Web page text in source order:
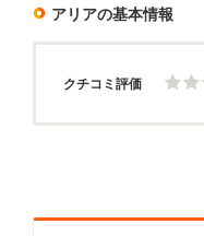
アリアの基本情報
クチコミ評価